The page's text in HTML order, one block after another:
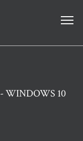
תיקון: מחשבי רשת לא מופיעים ב- WINDOWS 10